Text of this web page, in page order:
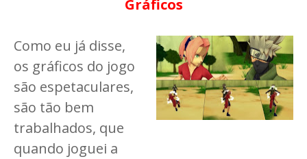
Gráficos
Como eu já disse,
os gráficos do jogo
são espetaculares,
são tão bem
trabalhados, que
quando joguei a